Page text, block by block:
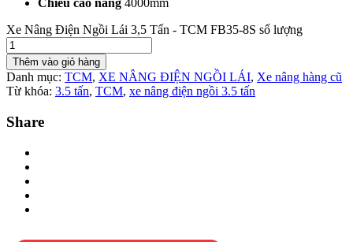
Chiều cao nâng 4000mm
Xe Nâng Điện Ngồi Lái 3,5 Tấn - TCM FB35-8S số lượng
Thêm vào giỏ hàng
Danh mục: TCM, XE NÂNG ĐIỆN NGỒI LÁI, Xe nâng hàng cũ
Từ khóa: 3.5 tấn, TCM, xe nâng điện ngồi 3.5 tấn
Share